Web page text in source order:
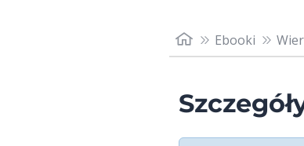
Ebooki